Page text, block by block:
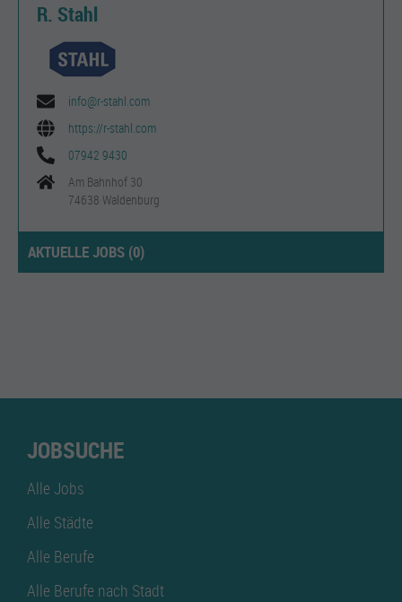
R. Stahl
info@r-stahl.com
https://r-stahl.com
07942 9430
Am Bahnhof 30
74638 Waldenburg
AKTUELLE JOBS (0)
JOBSUCHE
Alle Jobs
Alle Städte
Alle Berufe
Alle Berufe nach Stadt